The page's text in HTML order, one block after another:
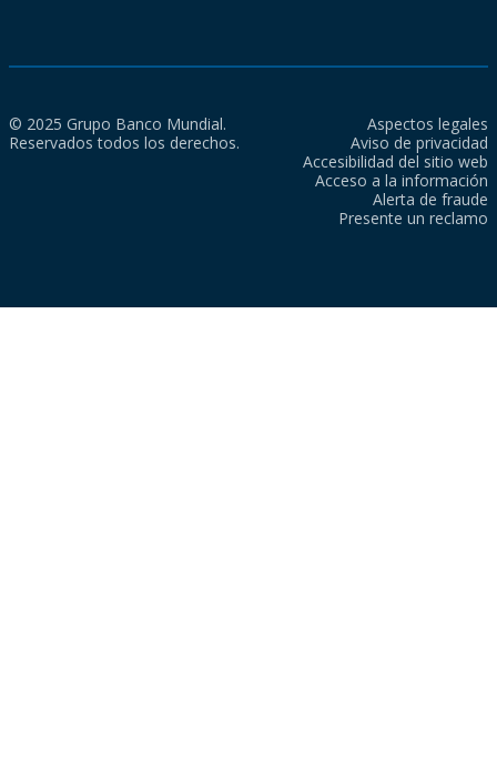
© 2025 Grupo Banco Mundial.
Reservados todos los derechos.
Aspectos legales
Aviso de privacidad
Accesibilidad del sitio web
Acceso a la información
Alerta de fraude
Presente un reclamo